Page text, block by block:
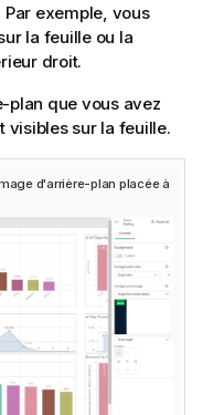
exemple, vous
la feuille ou la
droit.
plan que vous avez
visibles sur la feuille.
d'arrière-plan placée à